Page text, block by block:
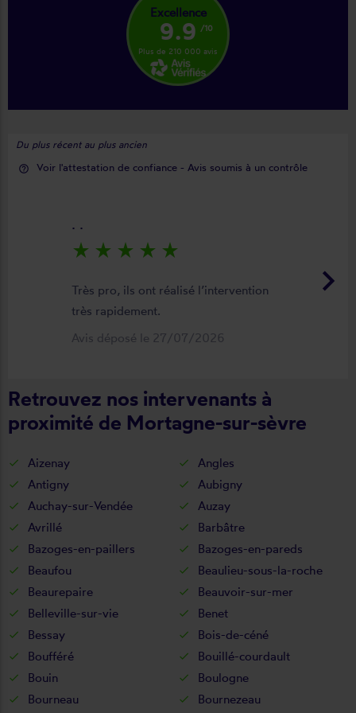
Excellence
9.9 /10
Plus de 210 000 avis
Du plus récent au plus ancien
help_outline Voir l'attestation de confiance - Avis soumis à un contrôle
keyboard_arrow_right
. .
star_rate star_rate star_rate star_rate star_rate
Très pro, ils ont réalisé l’intervention
très rapidement.
Avis déposé le 27/07/2026
Retrouvez nos intervenants à
proximité de Mortagne-sur-sèvre
Aizenay
Angles
Antigny
Aubigny
Auchay-sur-Vendée
Auzay
Avrillé
Barbâtre
Bazoges-en-paillers
Bazoges-en-pareds
Beaufou
Beaulieu-sous-la-roche
Beaurepaire
Beauvoir-sur-mer
Belleville-sur-vie
Benet
Bessay
Bois-de-céné
Boufféré
Bouillé-courdault
Bouin
Boulogne
Bourneau
Bournezeau